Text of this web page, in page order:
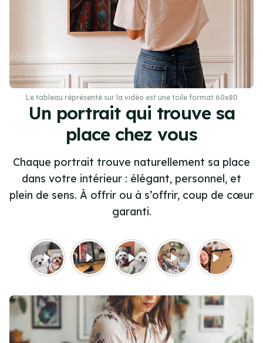
Un portrait qui trouve sa
place chez vous
Chaque portrait trouve naturellement sa place
dans votre intérieur : élégant, personnel, et
plein de sens. À offrir ou à s’offrir, coup de cœur
garanti.
Le tableau réprésenté sur la vidéo est une toile format 60x80